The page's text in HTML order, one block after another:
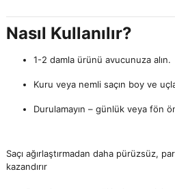
Nasıl Kullanılır?
1-2 damla ürünü avucunuza alın.
Kuru veya nemli saçın boy ve
Durulamayın – günlük veya fön
Saçı ağırlaştırmadan daha pürüzsüz,
kazandırır